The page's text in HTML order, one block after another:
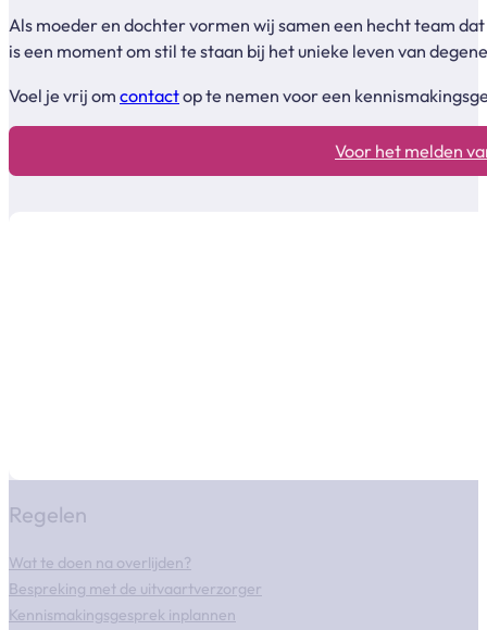
Als moeder en dochter vormen wij samen een hecht team
is een moment om stil te staan bij het unieke leven van
Voel je vrij om contactop te nemen voor een
Voor het melden
Regelen
Wat te doen na overlijden?
Bespreking met de uitvaartverzorger
Kennismakingsgesprek inplannen